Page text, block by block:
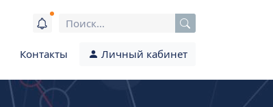
Контакты Личный кабинет